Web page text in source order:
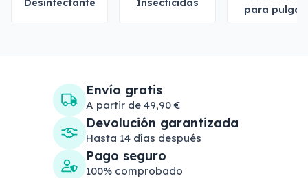
Desinfectante Insecticidas
para pulgas
Envío gratis
A partir de 49,90 €
Devolución garantizada
Hasta 14 días después
Pago seguro
100% comprobado